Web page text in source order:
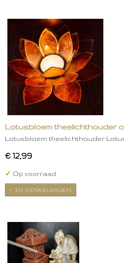
Lotusbloem theelichthouder
Lotusbloem theelichthouder
€ 12,99
✓ Op voorraad
IN WINKELWAGEN